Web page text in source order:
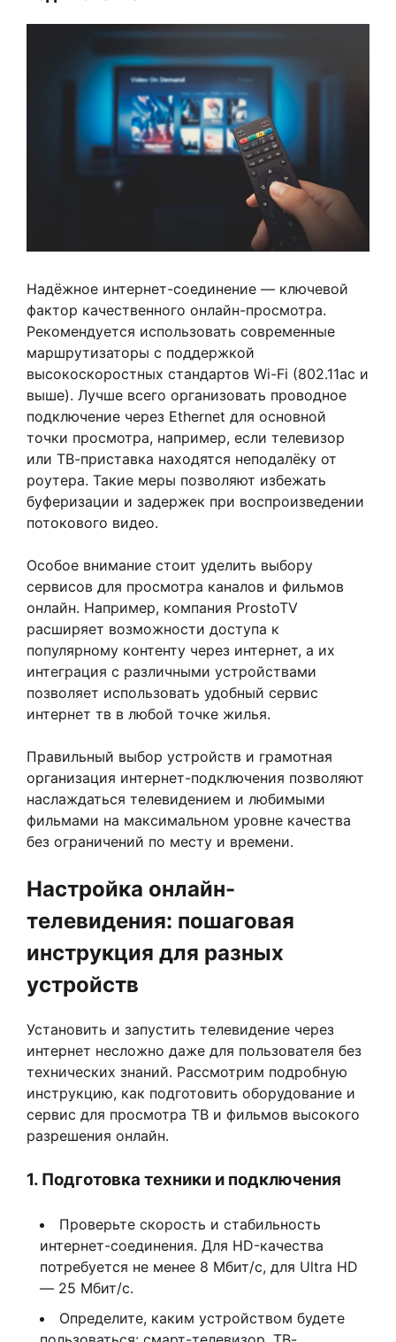
Надёжное интернет-соединение — ключевой
фактор качественного онлайн-просмотра.
Рекомендуется использовать современные
маршрутизаторы с поддержкой
высокоскоростных стандартов Wi-Fi (802.11ac и
выше). Лучше всего организовать проводное
подключение через Ethernet для основной
точки просмотра, например, если телевизор
или ТВ-приставка находятся неподалёку от
роутера. Такие меры позволяют избежать
буферизации и задержек при воспроизведении
потокового видео.
Особое внимание стоит уделить выбору
сервисов для просмотра каналов и фильмов
онлайн. Например, компания ProstoTV
расширяет возможности доступа к
популярному контенту через интернет, а их
интеграция с различными устройствами
позволяет использовать удобный сервис
интернет тв в любой точке жилья.
Правильный выбор устройств и грамотная
организация интернет-подключения позволяют
наслаждаться телевидением и любимыми
фильмами на максимальном уровне качества
без ограничений по месту и времени.
Настройка онлайн-
телевидения: пошаговая
инструкция для разных
устройств
Установить и запустить телевидение через
интернет несложно даже для пользователя без
технических знаний. Рассмотрим подробную
инструкцию, как подготовить оборудование и
сервис для просмотра ТВ и фильмов высокого
разрешения онлайн.
1. Подготовка техники и подключения
Проверьте скорость и стабильность
интернет-соединения. Для HD-качества
потребуется не менее 8 Мбит/с, для Ultra HD
— 25 Мбит/с.
Определите, каким устройством будете